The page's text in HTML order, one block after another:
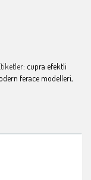
cupra efektli
ferace modelleri,